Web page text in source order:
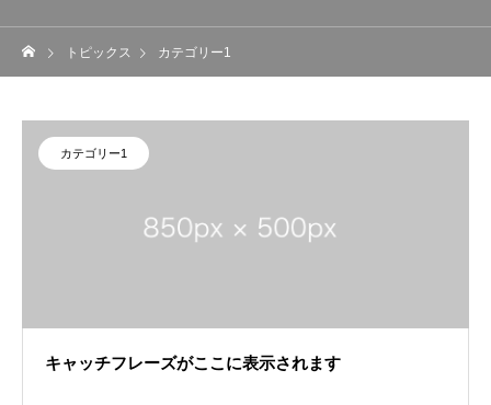
トピックス カテゴリー1
カテゴリー1
キャッチフレーズがここに表示されます